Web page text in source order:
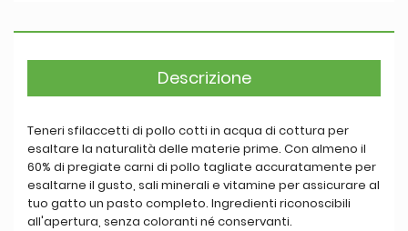
Descrizione
Teneri sfilaccetti di pollo cotti in acqua di cottura per
esaltare la naturalità delle materie prime. Con almeno il
60% di pregiate carni di pollo tagliate accuratamente per
esaltarne il gusto, sali minerali e vitamine per assicurare al
tuo gatto un pasto completo. Ingredienti riconoscibili
all'apertura, senza coloranti né conservanti.